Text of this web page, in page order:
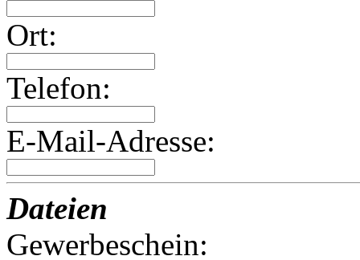
Ort:
Telefon:
E-Mail-Adresse:
Dateien
Gewerbeschein: